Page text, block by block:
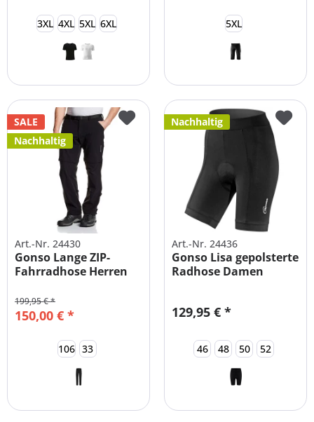
3XL 4XL 5XL 6XL 5XL
SALE
Nachhaltig
Art.-Nr. 24430
Gonso Lange ZIP-
Fahrradhose Herren
150,00 € *
199,95 € *
106 33
Nachhaltig
Art.-Nr. 24436
Gonso Lisa gepolsterte
Radhose Damen
129,95 € *
46 48 50 52